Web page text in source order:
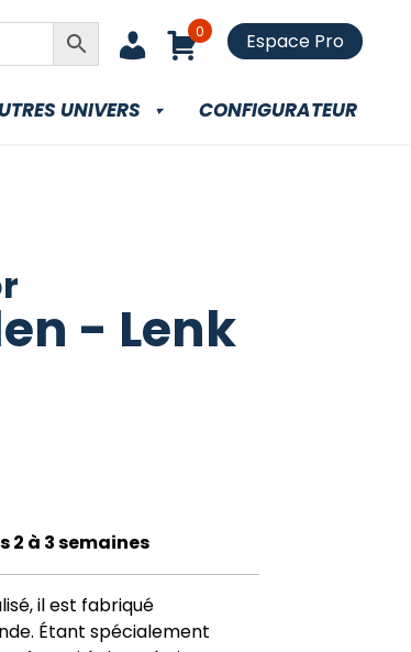
0 Espace Pro
UNIVERS CONFIGURATEUR
- Lenk
2 à 3 semaines
il est fabriqué
Étant spécialement